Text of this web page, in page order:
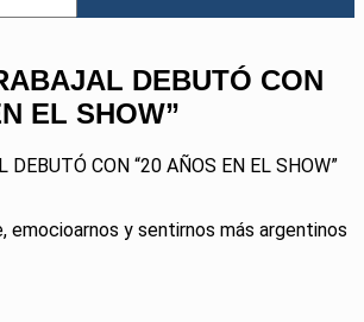
DEBUTÓ CON
EL SHOW”
DEBUTÓ CON “20 AÑOS EN EL SHOW”
emocioarnos y sentirnos más argentinos